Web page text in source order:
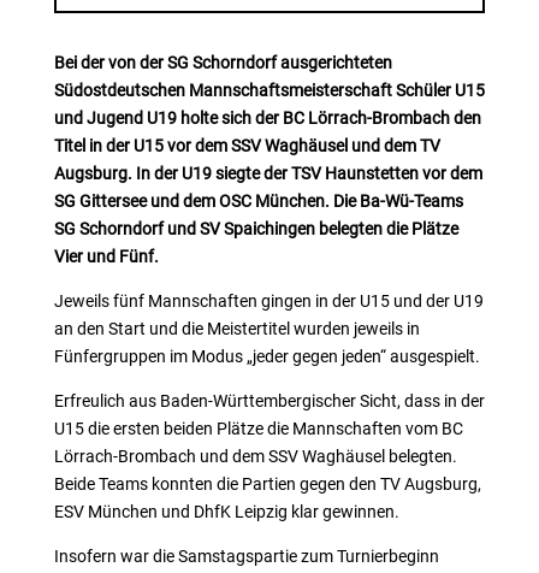
Bei der von der SG Schorndorf ausgerichteten
Südostdeutschen Mannschaftsmeisterschaft Schüler U15
und Jugend U19 holte sich der BC Lörrach-Brombach den
Titel in der U15 vor dem SSV Waghäusel und dem TV
Augsburg. In der U19 siegte der TSV Haunstetten vor dem
SG Gittersee und dem OSC München. Die Ba-Wü-Teams
SG Schorndorf und SV Spaichingen belegten die Plätze
Vier und Fünf.
Jeweils fünf Mannschaften gingen in der U15 und der U19
an den Start und die Meistertitel wurden jeweils in
Fünfergruppen im Modus „jeder gegen jeden“ ausgespielt.
Erfreulich aus Baden-Württembergischer Sicht, dass in der
U15 die ersten beiden Plätze die Mannschaften vom BC
Lörrach-Brombach und dem SSV Waghäusel belegten.
Beide Teams konnten die Partien gegen den TV Augsburg,
ESV München und DhfK Leipzig klar gewinnen.
Insofern war die Samstagspartie zum Turnierbeginn